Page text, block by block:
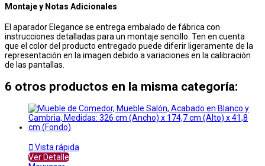
Montaje y Notas Adicionales
El aparador Elegance se entrega embalado de fábrica con
instrucciones detalladas para un montaje sencillo. Ten en cuenta
que el color del producto entregado puede diferir ligeramente de la
representación en la imagen debido a variaciones en la calibración
de las pantallas.
6 otros productos en la misma categoría:
 Vista rápida
Ver Detalle